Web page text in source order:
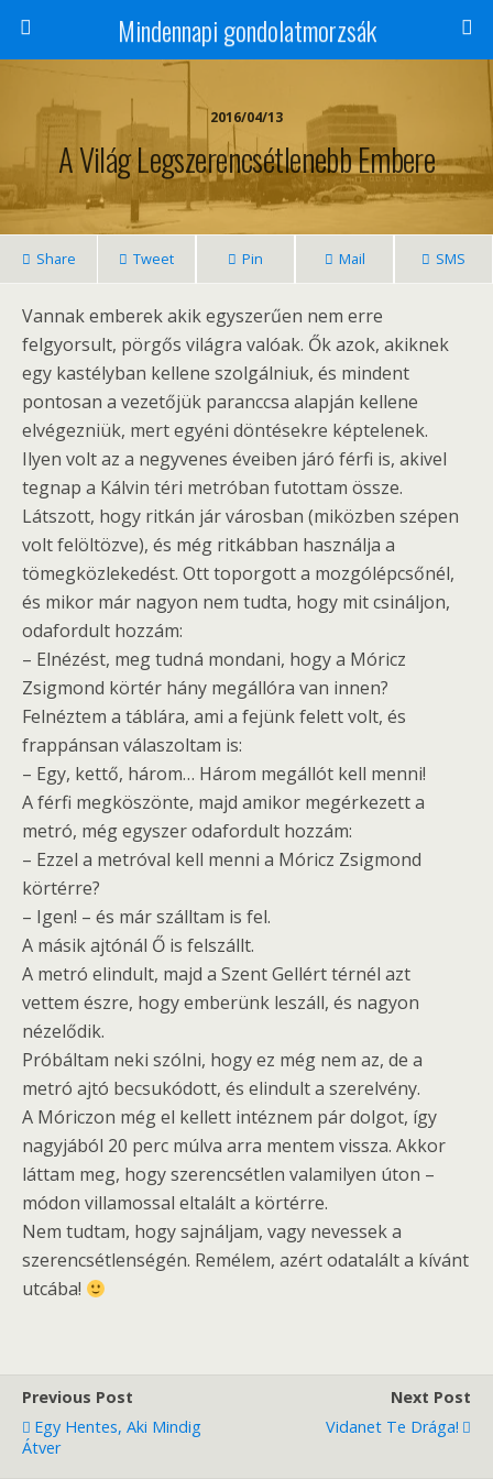
Mindennapi gondolatmorzsák
2016/04/13
A Világ Legszerencsétlenebb Embere
Share Tweet Pin Mail SMS
Vannak emberek akik egyszerűen nem erre
felgyorsult, pörgős világra valóak. Ők azok, akiknek
egy kastélyban kellene szolgálniuk, és mindent
pontosan a vezetőjük paranccsa alapján kellene
elvégezniük, mert egyéni döntésekre képtelenek.
Ilyen volt az a negyvenes éveiben járó férfi is, akivel
tegnap a Kálvin téri metróban futottam össze.
Látszott, hogy ritkán jár városban (miközben szépen
volt felöltözve), és még ritkábban használja a
tömegközlekedést. Ott toporgott a mozgólépcsőnél,
és mikor már nagyon nem tudta, hogy mit csináljon,
odafordult hozzám:
– Elnézést, meg tudná mondani, hogy a Móricz
Zsigmond körtér hány megállóra van innen?
Felnéztem a táblára, ami a fejünk felett volt, és
frappánsan válaszoltam is:
– Egy, kettő, három… Három megállót kell menni!
A férfi megköszönte, majd amikor megérkezett a
metró, még egyszer odafordult hozzám:
– Ezzel a metróval kell menni a Móricz Zsigmond
körtérre?
– Igen! – és már szálltam is fel.
A másik ajtónál Ő is felszállt.
A metró elindult, majd a Szent Gellért térnél azt
vettem észre, hogy emberünk leszáll, és nagyon
nézelődik.
Próbáltam neki szólni, hogy ez még nem az, de a
metró ajtó becsukódott, és elindult a szerelvény.
A Móriczon még el kellett intéznem pár dolgot, így
nagyjából 20 perc múlva arra mentem vissza. Akkor
láttam meg, hogy szerencsétlen valamilyen úton –
módon villamossal eltalált a körtérre.
Nem tudtam, hogy sajnáljam, vagy nevessek a
szerencsétlenségén. Remélem, azért odatalált a kívánt
utcába!
Previous Post
Egy Hentes, Aki Mindig
Átver
Next Post
Vidanet Te Drága!